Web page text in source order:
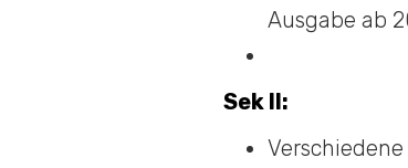
Ausgabe ab
Sek II: